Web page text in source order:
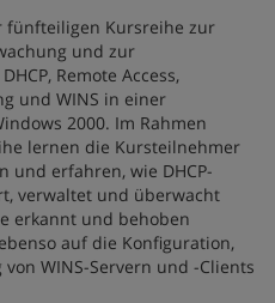
fünfteiligen Kursreihe zur
und zur
Remote Access,
und WINS in einer
2000. Im Rahmen
lernen die Kursteilnehmer
und erfahren, wie DHCP-
verwaltet und überwacht
erkannt und behoben
auf die Konfiguration,
WINS-Servern und -Clients